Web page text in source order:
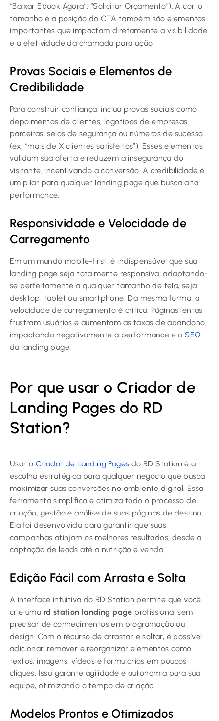
“Baixar Ebook Agora”, “Solicitar Orçamento”). A cor, o
tamanho e a posição do CTA também são elementos
importantes que impactam diretamente a visibilidade
e a efetividade da chamada para ação.
Provas Sociais e Elementos de
Credibilidade
Para construir confiança, inclua provas sociais como
depoimentos de clientes, logotipos de empresas
parceiras, selos de segurança ou números de sucesso
(ex: “mais de X clientes satisfeitos”). Esses elementos
validam sua oferta e reduzem a insegurança do
visitante, incentivando a conversão. A credibilidade é
um pilar para qualquer landing page que busca alta
performance.
Responsividade e Velocidade de
Carregamento
Em um mundo mobile-first, é indispensável que sua
landing page seja totalmente responsiva, adaptando-
se perfeitamente a qualquer tamanho de tela, seja
desktop, tablet ou smartphone. Da mesma forma, a
velocidade de carregamento é crítica. Páginas lentas
frustram usuários e aumentam as taxas de abandono,
impactando negativamente a performance e o SEO
da landing page.
Por que usar o Criador de
Landing Pages do RD
Station?
Usar o Criador de Landing Pages do RD Station é a
escolha estratégica para qualquer negócio que busca
maximizar suas conversões no ambiente digital. Essa
ferramenta simplifica e otimiza todo o processo de
criação, gestão e análise de suas páginas de destino.
Ela foi desenvolvida para garantir que suas
campanhas atinjam os melhores resultados, desde a
captação de leads até a nutrição e venda.
Edição Fácil com Arrasta e Solta
A interface intuitiva do RD Station permite que você
crie uma rd station landing page profissional sem
precisar de conhecimentos em programação ou
design. Com o recurso de arrastar e soltar, é possível
adicionar, remover e reorganizar elementos como
textos, imagens, vídeos e formulários em poucos
cliques. Isso garante agilidade e autonomia para sua
equipe, otimizando o tempo de criação.
Modelos Prontos e Otimizados